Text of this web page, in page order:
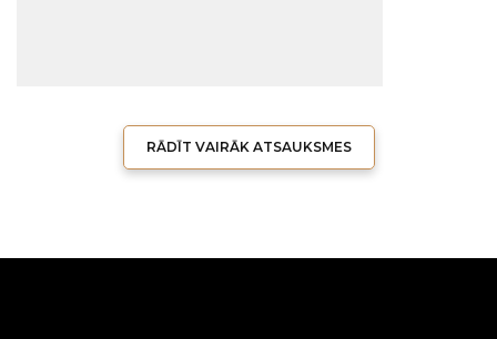
RĀDĪT VAIRĀK ATSAUKSMES